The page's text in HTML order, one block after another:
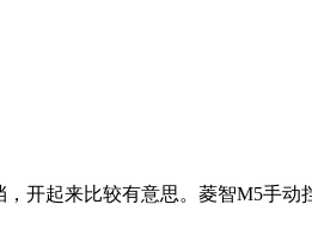
开起来比较有意思。菱智M5手